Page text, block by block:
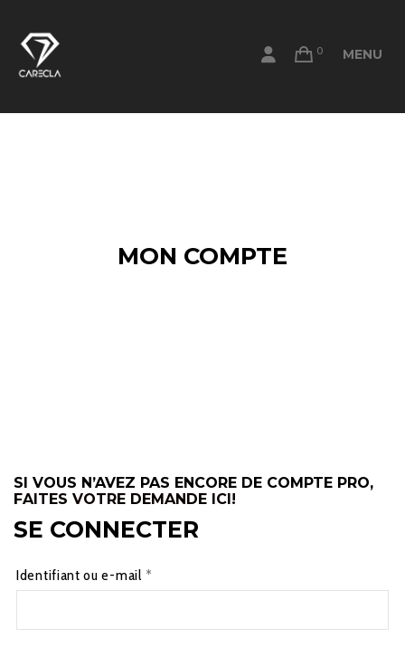
MENU
0
MON COMPTE
SI VOUS N’AVEZ PAS ENCORE DE COMPTE PRO,
FAITES VOTRE DEMANDE ICI!
SE CONNECTER
Identifiant ou e-mail *